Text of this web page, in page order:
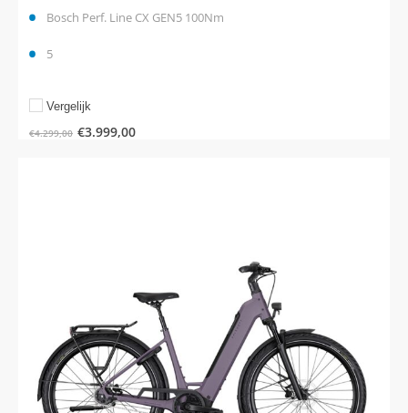
Bosch Perf. Line CX GEN5 100Nm
5
€4.299,00 €3.999,00
Vergelijk